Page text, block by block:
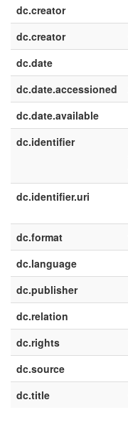
dc.creator
dc.creator
dc.date
dc.date.accessioned
dc.date.available
dc.identifier
dc.identifier.uri
dc.format
dc.language
dc.publisher
dc.relation
dc.rights
dc.source
dc.title